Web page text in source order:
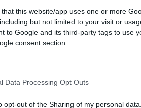
that this website/app uses one or more
but not limited to your visit or
to Google and its third-party tags to use
consent section.
Data Processing Opt Outs
opt-out of the Sharing of my personal data.
treba da ima završen
Saznaj više